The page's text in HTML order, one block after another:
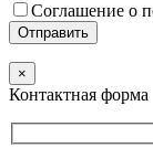
Соглашение о
×
Контактная форма